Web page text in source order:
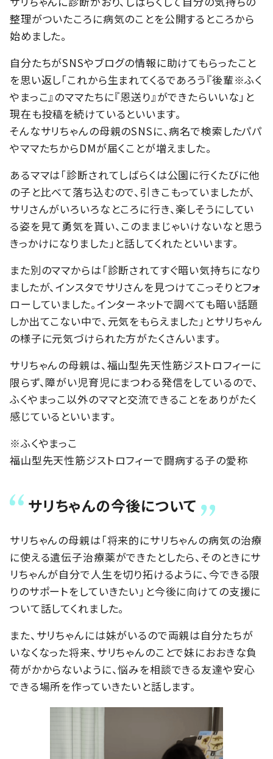
整理がついたころに病気のことを公開するところから
始めました。
自分たちがSNSやブログの情報に助けてもらったこと
を思い返し「これから生まれてくるであろう『後輩※ふく
やまっこ』のママたちに『恩送り』ができたらいいな」と
現在も投稿を続けているといいます。
そんなサリちゃんの母親のSNSに、病名で検索したパパ
やママたちからDMが届くことが増えました。
あるママは「診断されてしばらくは公園に行くたびに他
の子と比べて落ち込むので、引きこもっていましたが、
サリさんがいろいろなところに行き、楽しそうにしてい
る姿を見て勇気を貰い、このままじゃいけないなと思う
きっかけになりました」と話してくれたといいます。
また別のママからは「診断されてすぐ暗い気持ちになり
ましたが、インスタでサリさんを見つけてこっそりとフォ
ローしていました。インターネットで調べても暗い話題
しか出てこない中で、元気をもらえました」とサリちゃん
の様子に元気づけられた方がたくさんいます。
サリちゃんの母親は、福山型先天性筋ジストロフィーに
限らず、障がい児育児にまつわる発信をしているので、
ふくやまっこ以外のママと交流できることをありがたく
感じているといいます。
※ふくやまっこ
福山型先天性筋ジストロフィーで闘病する子の愛称
サリちゃんの今後について
サリちゃんの母親は「将来的にサリちゃんの病気の治療
に使える遺伝子治療薬ができたとしたら、そのときにサ
リちゃんが自分で人生を切り拓けるように、今できる限
りのサポートをしていきたい」と今後に向けての支援に
ついて話してくれました。
また、サリちゃんには妹がいるので両親は自分たちが
いなくなった将来、サリちゃんのことで妹におおきな負
荷がかからないように、悩みを相談できる友達や安心
できる場所を作っていきたいと話します。